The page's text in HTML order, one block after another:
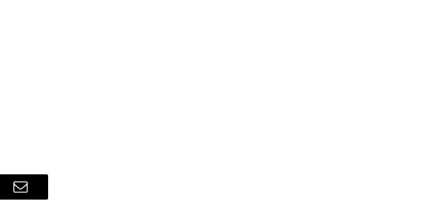
E-